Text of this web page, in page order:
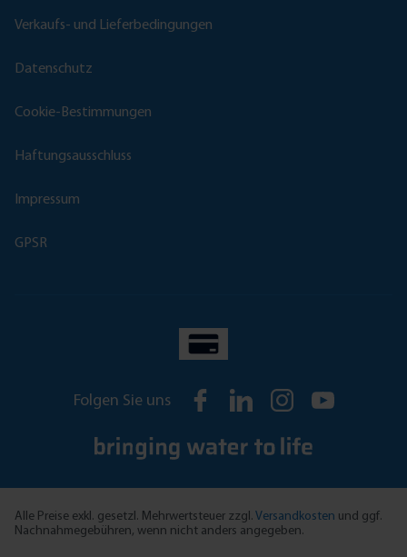
Verkaufs- und Lieferbedingungen
Datenschutz
Cookie-Bestimmungen
Haftungsausschluss
Impressum
GPSR
Folgen Sie uns
Alle Preise exkl. gesetzl. Mehrwertsteuer zzgl. Versandkosten und ggf.
Nachnahmegebühren, wenn nicht anders angegeben.